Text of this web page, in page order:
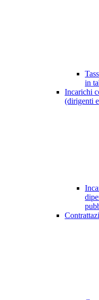
in
Incarichi
(dirigenti